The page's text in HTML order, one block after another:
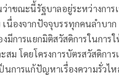
าขณะนี้รัฐบาลอยู่ระหว่างการ
นื่องจากปัจจุบรรทุกคนลำบา
มีการแยกมิติสวัสดิการในการ
สม โดยโครงการบัตรสวัสดิก
นการแก้ปัญหาเรื่องความรั่ว